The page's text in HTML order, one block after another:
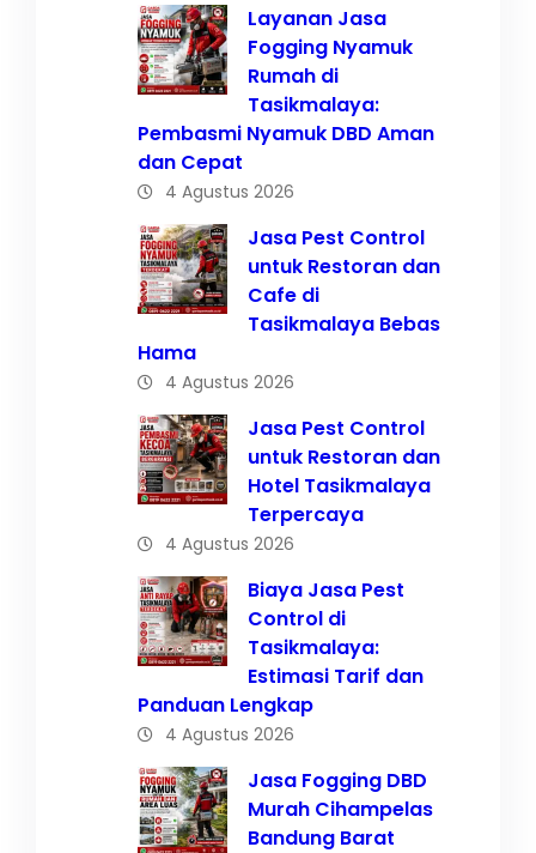
Layanan Jasa
Fogging Nyamuk
Rumah di
Tasikmalaya:
Pembasmi Nyamuk DBD Aman
dan Cepat
4 Agustus 2026
Jasa Pest Control
untuk Restoran dan
Cafe di
Tasikmalaya Bebas
Hama
4 Agustus 2026
Jasa Pest Control
untuk Restoran dan
Hotel Tasikmalaya
Terpercaya
4 Agustus 2026
Biaya Jasa Pest
Control di
Tasikmalaya:
Estimasi Tarif dan
Panduan Lengkap
4 Agustus 2026
Jasa Fogging DBD
Murah Cihampelas
Bandung Barat